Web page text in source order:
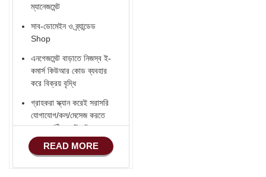
ভিডিও Shoot 5 টি পণ্য
ভিডিও এডিট 5 টি পণ্য
মার্কেটিং বুস্ট সার্ভিস ৳500
প্রায়োরিটি সাপোর্ট
বিজনেস কনসালটেন্সি সার্ভিস
ম্যানেজার
ম্যানেজমেন্ট
সাব-ডোমেইন ও ব্র্যান্ডেড
Shop
এনগেজমেন্ট বাড়াতে নিজস্ব ই-
কমার্স কিউআর কোড ব্যবহার
করে বিক্রয় বৃদ্ধি
গ্রাহকরা স্ক্যান করেই সরাসরি
যোগাযোগ/কল/মেসেজ করতে
পারবেন (ঠিকানা/ইমেইল -
হোয়াটসঅ্যাপ - ফোন)
Verified ভেন্ডর Badge
READ MORE